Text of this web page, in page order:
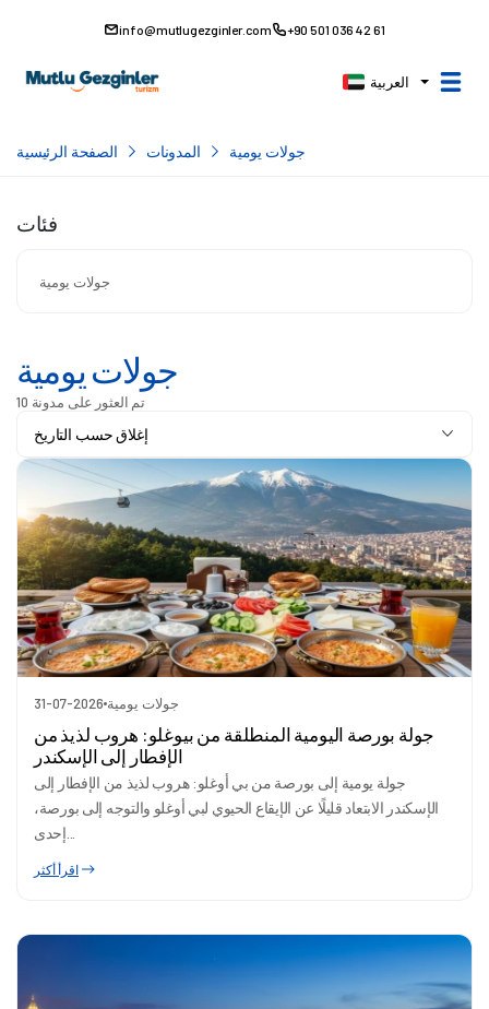
info@mutlugezginler.com +90 501 036 42 61
العربية
الصفحة الرئيسية المدونات جولات يومية
فئات
جولات يومية
جولات يومية
تم العثور على مدونة 10
31-07-2026 جولات يومية
جولة بورصة اليومية المنطلقة من بيوغلو: هروب لذيذ من
الإفطار إلى الإسكندر
جولة يومية إلى بورصة من بي أوغلو: هروب لذيذ من الإفطار إلى
الإسكندر الابتعاد قليلًا عن الإيقاع الحيوي لبي أوغلو والتوجه إلى بورصة،
اقرأ أكثر